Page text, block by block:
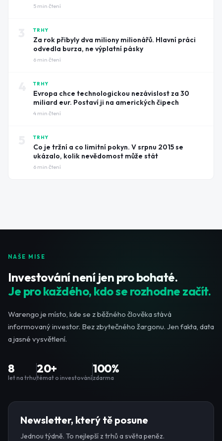
5 min čtení
TRHY
Za rok přibyly dva miliony milionářů. Hlavní práci
odvedla burza, ne výplatní pásky
6 min čtení
TRHY
Evropa chce technologickou nezávislost za 30
miliard eur. Postaví ji na amerických čipech
4 min čtení
TRHY
Co je tržní a co limitní pokyn. V srpnu 2015 se
ukázalo, kolik nevědomost může stát
6 min čtení
NAŠE MISE
Investování není jen pro bohaté.
Je pro každého, kdo se rozhodne začít.
Warengo je místo, kde se z běžného člověka stává
informovaný investor. Bez zbytečného žargonu. Jen fakta, data
a jasné vysvětlení.
8
let na trhu
20+
témat o investování
100%
zdarma
Newsletter, který tě posune
Jednou týdně. To nejlepší z trhů a světa peněz.